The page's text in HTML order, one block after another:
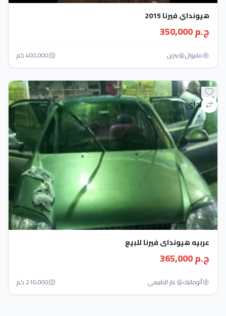
هيونداي فيرنا 2015
ج.م 350,000
مانيوال بنزين 400,000 كم
عربيه هيونداى فيرنا للبيع
ج.م 365,000
أتوماتيك‎ غاز الطبيعي 210,000 كم